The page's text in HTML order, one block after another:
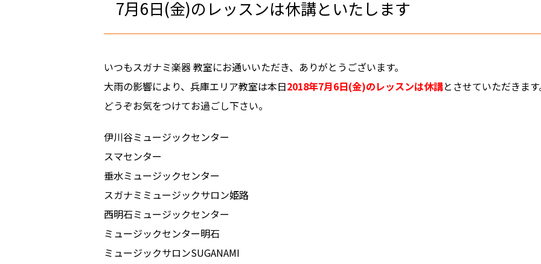
7月6日(金)のレッスンは休講といたします
いつもスガナミ楽器 教室にお通いいただき、ありがとうございます。
大雨の影響により、兵庫エリア教室は本日2018年7月6日(金)のレッスンは休講とさせていただきま
どうぞお気をつけてお過ごし下さい。
伊川谷ミュージックセンター
スマセンター
垂水ミュージックセンター
スガナミミュージックサロン姫路
西明石ミュージックセンター
ミュージックセンター明石
ミュージックサロンSUGANAMI